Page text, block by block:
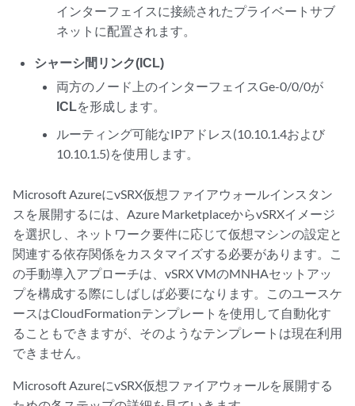
インターフェイスに接続されたプライベートサブ
ネットに配置されます。
シャーシ間リンク(ICL)
両方のノード上のインターフェイスGe-0/0/0が
ICLを形成します。
ルーティング可能なIPアドレス(10.10.1.4および
10.10.1.5)を使用します。
Microsoft AzureにvSRX仮想ファイアウォールインスタン
スを展開するには、Azure MarketplaceからvSRXイメージ
を選択し、ネットワーク要件に応じて仮想マシンの設定と
関連する依存関係をカスタマイズする必要があります。こ
の手動導入アプローチは、vSRX VMのMNHAセットアッ
プを構成する際にしばしば必要になります。このユースケ
ースはCloudFormationテンプレートを使用して自動化す
ることもできますが、そのようなテンプレートは現在利用
できません。
Microsoft AzureにvSRX仮想ファイアウォールを展開する